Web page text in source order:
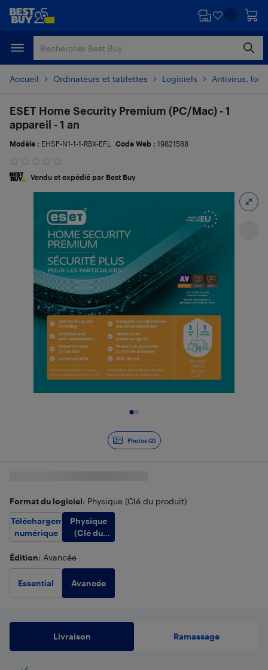
Passer
principal
Passer
Accueil Ordinateurs et tablettes Logiciels Antivirus,
Photos (2)
ESET Home Security Premium (PC/Mac) - 1
appareil - 1 an
Modèle : EHSP-N1-1-1-RBX-EFL Code Web : 19821588
Vendu et expédié par Best Buy
Format du logiciel: Physique (Clé du produit)
Téléchargement
numérique
Physique
(Clé du
produit)
Édition: Avancée
Essential Avancée
Livraison Ramassage